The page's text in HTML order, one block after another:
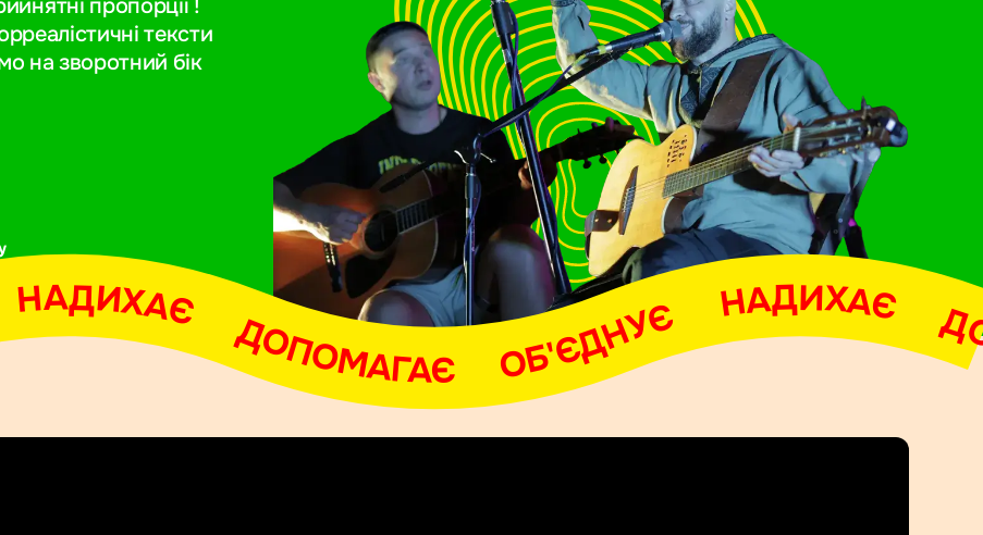
пропорції !
тексти
на зворотний бік
ДОПОМАГАЄ     ОБ'ЄДНУЄ     НАДИХАЄ     ДОПОМАГАЄ     ОБ'ЄДНУЄ     НАДИХАЄ     ДОПОМАГАЄ     ОБ'ЄДНУЄ     НАДИХАЄ     ДОПОМАГАЄ